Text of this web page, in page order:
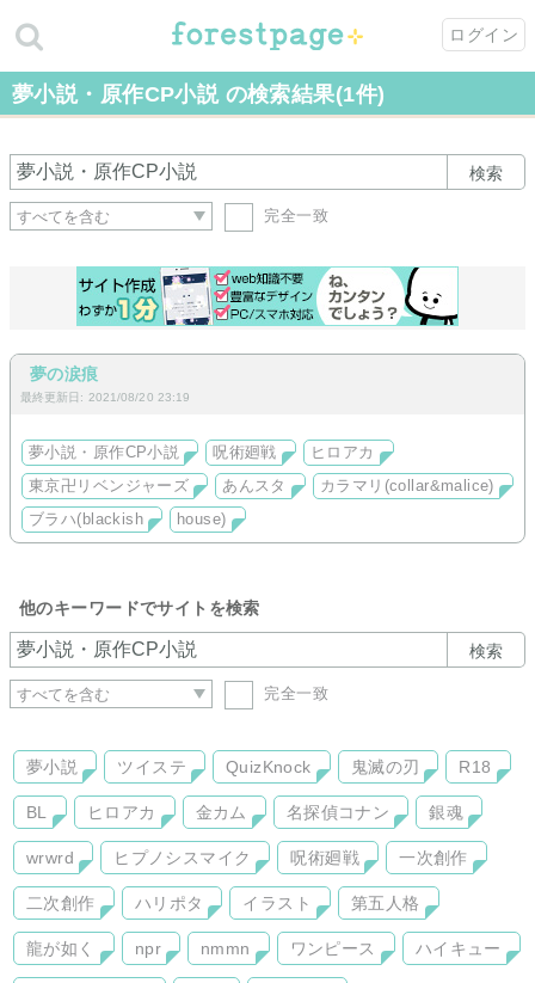
ログイン
夢小説・原作CP小説 の検索結果(1件)
検索
完全一致
夢の涙痕
最終更新日: 2021/08/20 23:19
夢小説・原作CP小説 呪術廻戦
ヒロアカ
東京卍リベンジャーズ
あんスタ
カラマリ(collar&malice)
ブラハ(blackish
house)
他のキーワードでサイトを検索
検索
完全一致
夢小説 ツイステ QuizKnock 鬼滅の刃 R18
BL ヒロアカ 金カム 名探偵コナン 銀魂
wrwrd ヒプノシスマイク 呪術廻戦 一次創作
二次創作 ハリポタ イラスト 第五人格
龍が如く npr nmmn ワンピース ハイキュー